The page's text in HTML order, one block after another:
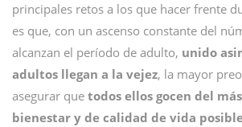
principales retos a los que hacer frente
es que, con un ascenso constante del
alcanzan el período de adulto, unido
adultos llegan a la vejez, la mayor
asegurar que todos ellos gocen del
bienestar y de calidad de vida posible